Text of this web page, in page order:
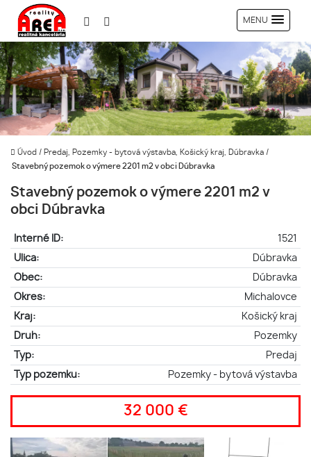
MENU
Úvod / Predaj, Pozemky - bytová výstavba, Košický kraj, Dúbravka /
Stavebný pozemok o výmere 2201 m2 v obci Dúbravka
Stavebný pozemok o výmere 2201 m2 v
obci Dúbravka
Interné ID:
1521
Ulica:
Dúbravka
Obec:
Dúbravka
Okres:
Michalovce
Kraj:
Košický kraj
Druh:
Pozemky
Typ:
Predaj
Typ pozemku:
Pozemky - bytová výstavba
32 000 €